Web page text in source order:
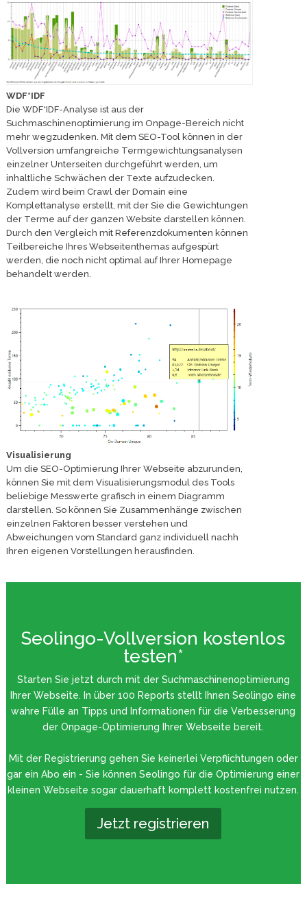
WDF*IDF
Die WDF*IDF-Analyse ist aus der
Suchmaschinenoptimierung im Onpage-Bereich nicht
mehr wegzudenken. Mit dem SEO-Tool können in der
Vollversion umfangreiche Termgewichtungsanalysen
einzelner Unterseiten durchgeführt werden, um
inhaltliche Schwächen der Texte aufzudecken.
Zudem wird beim Crawl der Domain eine
Komplettanalyse erstellt, mit der Sie die Gewichtungen
der Terme auf der ganzen Website darstellen können.
Durch den Vergleich mit Referenzdokumenten können
Teilbereiche Ihres Webseitenthemas aufgespürt
werden, die noch nicht optimal auf Ihrer Homepage
behandelt werden.
Visualisierung
Um die SEO-Optimierung Ihrer Webseite abzurunden,
können Sie mit dem Visualisierungsmodul des Tools
beliebige Messwerte grafisch in einem Diagramm
darstellen. So können Sie Zusammenhänge zwischen
einzelnen Faktoren besser verstehen und
Abweichungen vom Standard ganz individuell nachh
Ihren eigenen Vorstellungen herausfinden.
Seolingo-Vollversion kostenlos
testen*
Starten Sie jetzt durch mit der Suchmaschinenoptimierung
Ihrer Webseite. In über 100 Reports stellt Ihnen Seolingo eine
wahre Fülle an Tipps und Informationen für die Verbesserung
der Onpage-Optimierung Ihrer Webseite bereit.
Mit der Registrierung gehen Sie keinerlei Verpflichtungen oder
gar ein Abo ein - Sie können Seolingo für die Optimierung einer
kleinen Webseite sogar dauerhaft komplett kostenfrei nutzen.
Jetzt registrieren